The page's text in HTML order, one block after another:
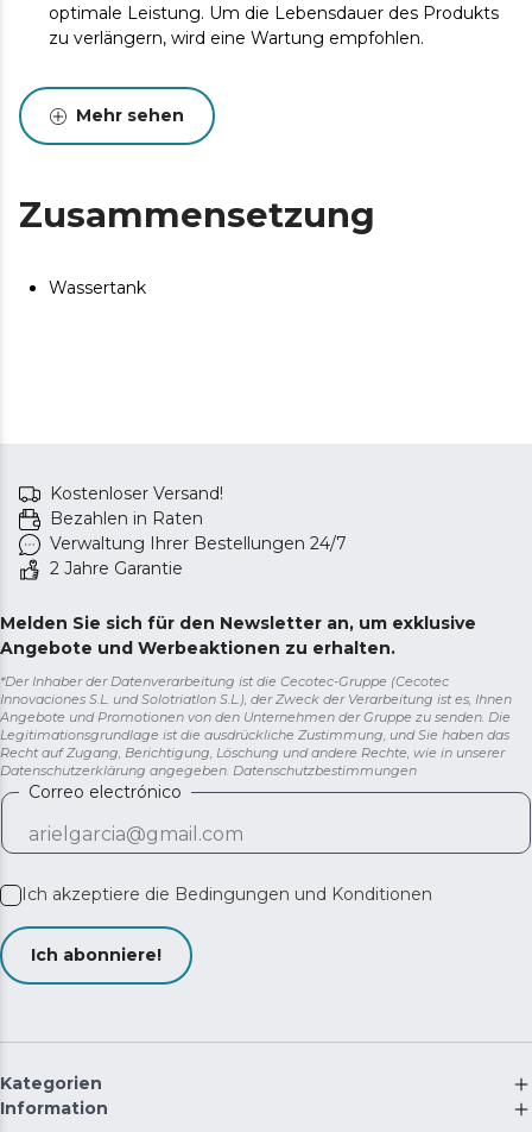
optimale Leistung. Um die Lebensdauer des Produkts
zu verlängern, wird eine Wartung empfohlen.
Mehr sehen
Zusammensetzung
Wassertank
Kostenloser Versand!
Bezahlen in Raten
Verwaltung Ihrer Bestellungen 24/7
2 Jahre Garantie
Melden Sie sich für den Newsletter an, um exklusive
Angebote und Werbeaktionen zu erhalten.
*Der Inhaber der Datenverarbeitung ist die Cecotec-Gruppe (Cecotec
Innovaciones S.L. und Solotriatlon S.L.), der Zweck der Verarbeitung ist es, Ihnen
Angebote und Promotionen von den Unternehmen der Gruppe zu senden. Die
Legitimationsgrundlage ist die ausdrückliche Zustimmung, und Sie haben das
Recht auf Zugang, Berichtigung, Löschung und andere Rechte, wie in unserer
Datenschutzerklärung angegeben. Datenschutzbestimmungen
Correo electrónico
Ich akzeptiere die Bedingungen und Konditionen
Ich abonniere!
Kategorien
Information